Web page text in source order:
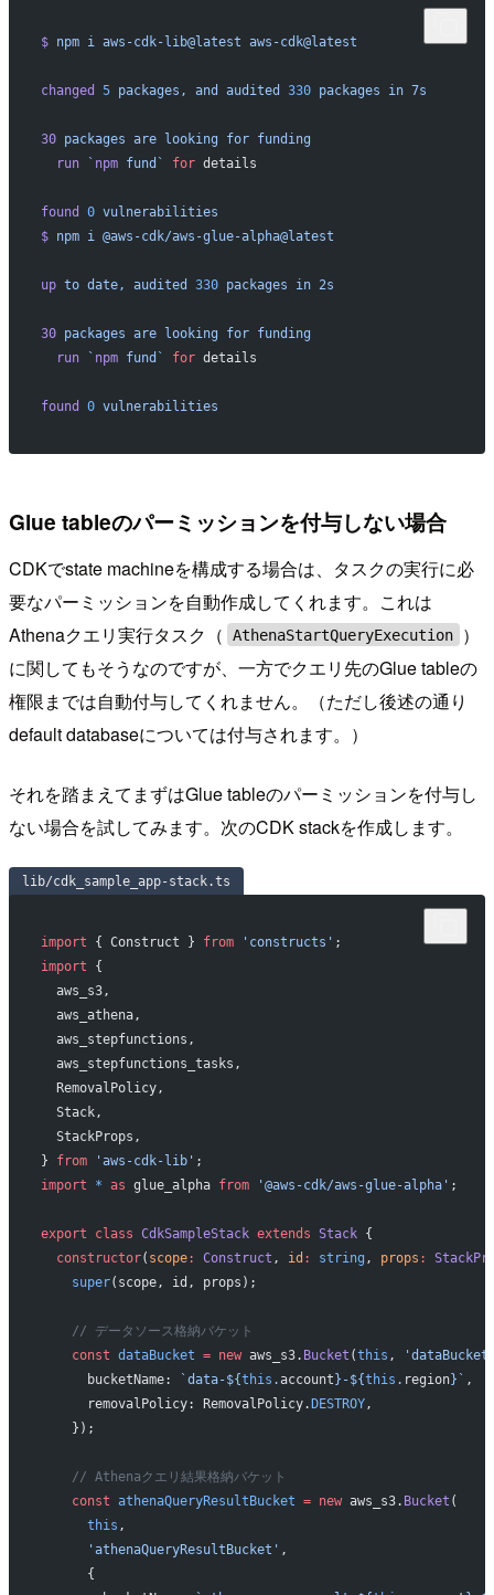
$ npm i aws-cdk-lib@latest aws-cdk@latest
changed 5 packages, and audited 330 packages in 7s
30 packages are looking for funding
  run
` npm fund` for details
found 0 vulnerabilities
$ npm i @aws-cdk/aws-glue-alpha@latest
up to date, audited 330 packages in 2s
30 packages are looking for funding
  run
` npm fund` for details
found 0 vulnerabilities
Glue tableのパーミッションを付与しない場合
CDKでstate machineを構成する場合は、タスクの実行に必
要なパーミッションを自動作成してくれます。これは
Athenaクエリ実行タスク（
AthenaStartQueryExecution
）
に関してもそうなのですが、一方でクエリ先のGlue tableの
権限までは自動付与してくれません。（ただし後述の通り
default databaseについては付与されます。）
それを踏まえてまずはGlue tableのパーミッションを付与し
ない場合を試してみます。次のCDK stackを作成します。
lib/cdk_sample_app-stack.ts
import { Construct } from 'constructs' ;
import {
  aws_s3,
  aws_athena,
  aws_stepfunctions,
  aws_stepfunctions_tasks,
  RemovalPolicy,
  Stack,
  StackProps,
} from 'aws-cdk-lib' ;
import * as glue_alpha from '@aws-cdk/aws-glue-alpha' ;
export class CdkSampleStack extends Stack {
  constructor
( scope: Construct , id : string , props :
    super
(scope, id, props);
    // データソース格納バケット
    const
dataBucket = new aws_s3. Bucket (this ,
      bucketName:
`data-${this .account}-${this . region}` ,
      removalPolicy: RemovalPolicy.
DESTROY,
    });
    // Athenaクエリ結果格納バケット
    const
athenaQueryResultBucket = new aws_s3. Bucket (
      this
,
      'athenaQueryResultBucket'
,
      {